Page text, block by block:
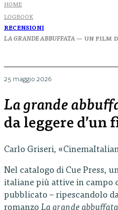
HOME
LOGBOOK
RECENSIONI
LA GRANDE ABBUFFATA — UN FILM
25 maggio 2026
La grande
da leggere d’un
Carlo Griseri,
Nel catalogo di Cue Press,
italiane più attive in campo
pubblicato – ripescandolo
romanzo La grande abbuffata